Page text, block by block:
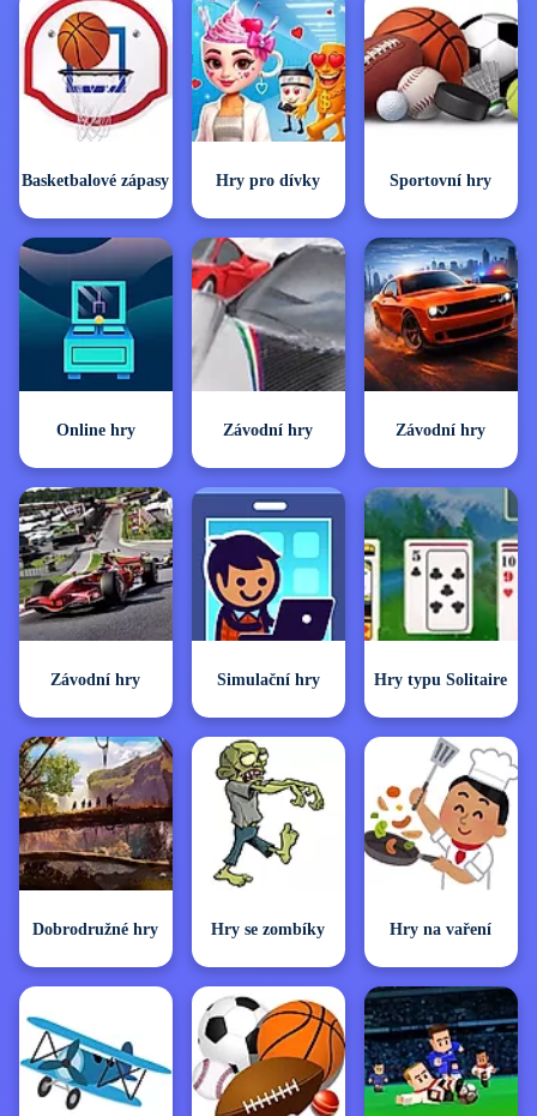
Basketbalové zápasy Hry pro dívky Sportovní hry
Online hry Závodní hry Závodní hry
Závodní hry Simulační hry Hry typu Solitaire
Dobrodružné hry Hry se zombíky Hry na vaření